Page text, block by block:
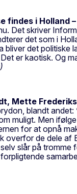
findes i Holland
Det skriver
det som i
bliver det
er kaotisk. Og
Mette
blandt
muligt. Men
for at opnå
de dele af
slår på